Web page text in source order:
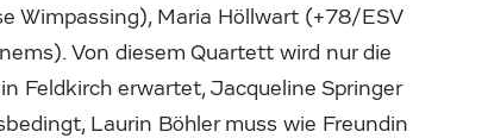
Wimpassing), Maria Höllwart (+78/ESV
Von diesem Quartett wird nur die
Feldkirch erwartet, Jacqueline Springer
Laurin Böhler muss wie Freundin